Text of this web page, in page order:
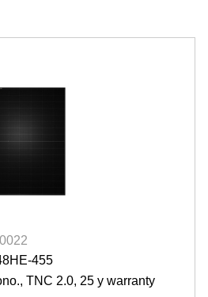
455
TNC 2.0, 25 y warranty